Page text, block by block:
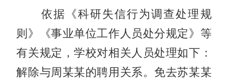
依据《科研失信行为调查处理规
则》《事业单位工作人员处分规定》等
有关规定，学校对相关人员处理如下：
解除与周某某的聘用关系。免去苏某某